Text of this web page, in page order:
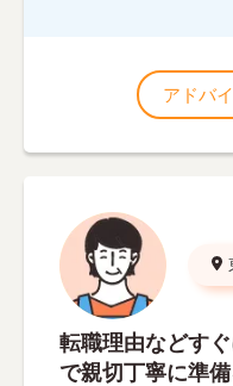
アドバ
転職理由などす
で親切丁寧に準